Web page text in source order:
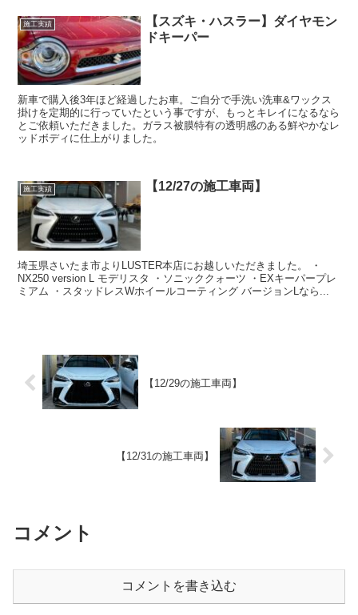
施工実績
【スズキ・ハスラー】ダイヤモン
ドキーパー
新車で購入後3年ほど経過したお車。ご自分で手洗い洗車&ワックス
掛けを定期的に行っていたという事ですが、もっとキレイになるなら
とご依頼いただきました。ガラス被膜特有の透明感のある鮮やかなレ
ッドボディに仕上がりました。
施工実績 【12/27の施工車両】
埼玉県さいたま市よりLUSTER本店にお越しいただきました。 ・
NX250 version L モデリスタ ・ソニッククォーツ ・EXキーパープレ
ミアム ・スタッドレスWホイールコーティング バージョンLなら...
【12/29の施工車両】
【12/31の施工車両】
コメント
コメントを書き込む